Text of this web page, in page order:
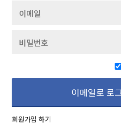
이메일로 로
회원가입 하기